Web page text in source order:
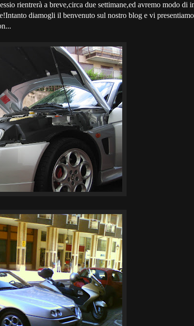
rientrerà a breve,circa due settimane,ed avremo modo di
diamogli il benvenuto sul nostro blog e vi